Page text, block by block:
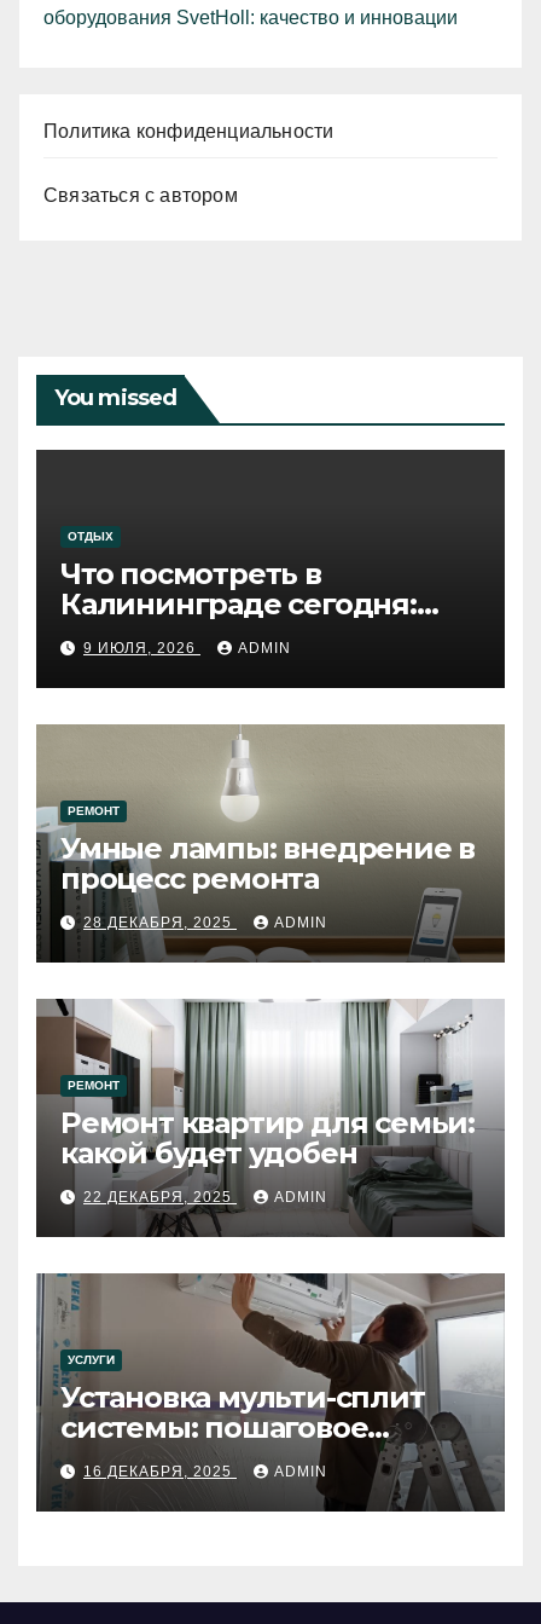
оборудования SvetHoll: качество и инновации
Политика конфиденциальности
Связаться с автором
You missed
ОТДЫХ
Что посмотреть в
Калининграде сегодня:
путеводитель по самому
западному городу России
9 ИЮЛЯ, 2026 ADMIN
РЕМОНТ
Умные лампы: внедрение в
процесс ремонта
28 ДЕКАБРЯ, 2025 ADMIN
РЕМОНТ
Ремонт квартир для семьи:
какой будет удобен
22 ДЕКАБРЯ, 2025 ADMIN
УСЛУГИ
Установка мульти-сплит
системы: пошаговое
руководство
16 ДЕКАБРЯ, 2025 ADMIN